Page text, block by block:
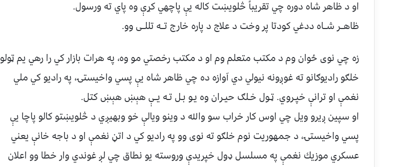
او د ظاهر شاه دوره چي تقريباً څلويښت كاله يې پاچهي كړې وه پاي ته ورسول.
ظاهــر شــاه ددغي كودتا پر وخت د علاج د پاره خارج تــه تللــى وو.
زه چي نوى ځوان وم د مكتب متعلم وم او د مكتب رخصتي مو وه، په هرات بازار كي را رهي يم ټولو
خلګو راديوګانو ته غوږونه نيولي دي آوازه ده چي ظاهر شاه يې پسي واخيستۍ، په راديو كي ملي
نغمې او ترانې خپـروي. ټـول خـلګ حيـران وه يـو بـل تـه يــې هېښ هېښ كتل.
او سپين ږيرو ويل چي اوس كار خراب سو والله د وينو ويالې خو وبهيږي د څلويښتو كالو پاچا يې
پسي واخيستۍ، د جمهوريت نوم خلګو ته نوى وو په راديو كي د اتڼ نغمې او د باجه خانې يعني
عسكري موزيك نغمې په مسلسل ډول خپريدې وروسته يو نطاق چي لږ غوندي وار خطا وو اعلان